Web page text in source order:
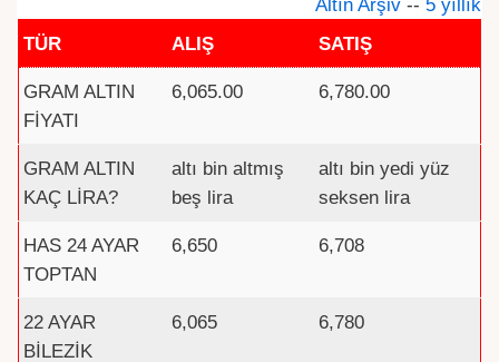
Altın Arşiv -- 5 yıllık
TÜR
ALIŞ SATIŞ
GRAM ALTIN
FİYATI
6,065.00 6,780.00
GRAM ALTIN
KAÇ LİRA?
altı bin altmış
beş lira
altı bin yedi yüz
seksen lira
HAS 24 AYAR
TOPTAN
6,650 6,708
22 AYAR
BİLEZİK
6,065 6,780